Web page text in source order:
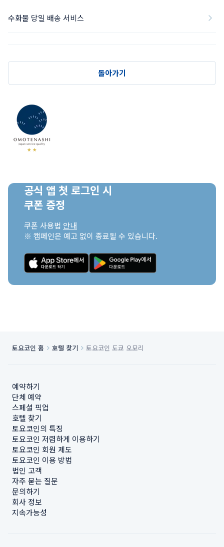
수화물 당일 배송 서비스
돌아가기
공식 앱 첫 로그인 시
쿠폰 증정
쿠폰 사용법 안내
※ 캠페인은 예고 없이 종료될 수 있습니다.
토요코인 홈 호텔 찾기 토요코인 도쿄 오모리
예약하기
단체 예약
스페셜 픽업
호텔 찾기
토요코인의 특징
토요코인 저렴하게 이용하기
토요코인 회원 제도
토요코인 이용 방법
법인 고객
자주 묻는 질문
문의하기
회사 정보
지속가능성